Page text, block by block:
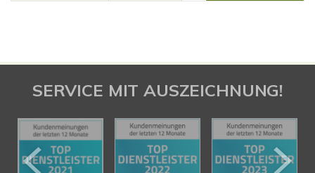
SERVICE MIT AUSZEICHNUNG!